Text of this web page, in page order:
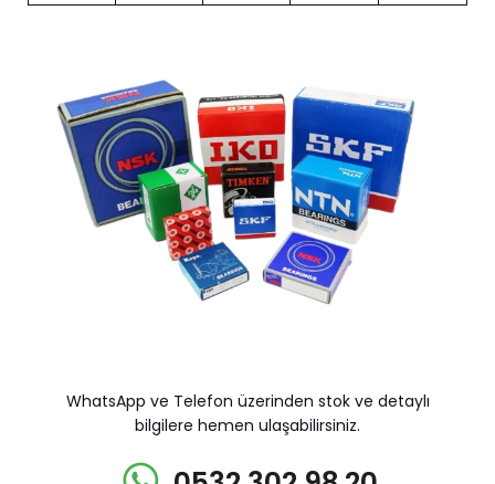
WhatsApp ve Telefon üzerinden stok ve detaylı
bilgilere hemen ulaşabilirsiniz.